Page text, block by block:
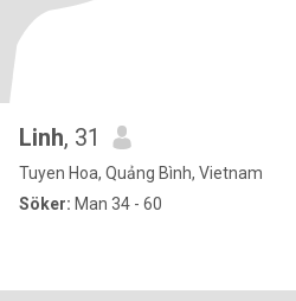
Linh, 31
Tuyen Hoa, Quảng Bình, Vietnam
Söker: Man 34 - 60